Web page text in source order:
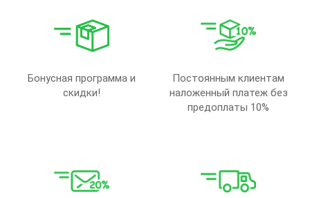
Бонусная программа и
скидки!
Постоянным клиентам
наложенный платеж без
предоплаты 10%